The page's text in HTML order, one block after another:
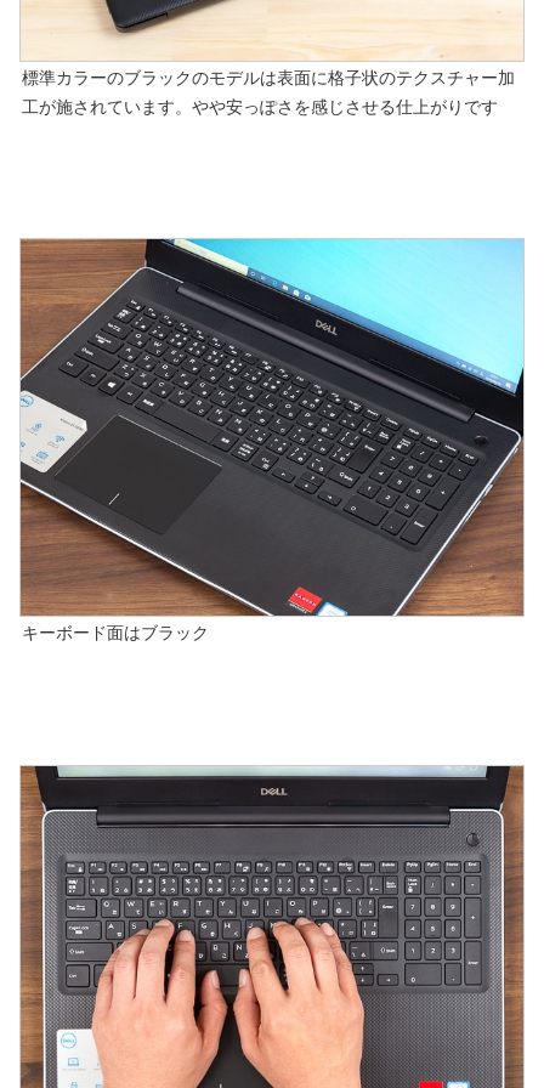
標準カラーのブラックのモデルは表面に格子状のテクスチャー加
工が施されています。やや安っぽさを感じさせる仕上がりです
キーボード面はブラック